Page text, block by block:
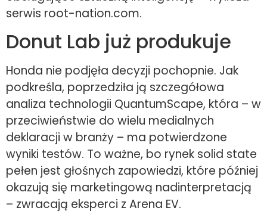
serwis root-nation.com.
Donut Lab już produkuje
Honda nie podjęła decyzji pochopnie. Jak
podkreśla, poprzedziła ją szczegółowa
analiza technologii QuantumScape, która – w
przeciwieństwie do wielu medialnych
deklaracji w branży – ma potwierdzone
wyniki testów. To ważne, bo rynek solid state
pełen jest głośnych zapowiedzi, które później
okazują się marketingową nadinterpretacją
– zwracają eksperci z Arena EV.